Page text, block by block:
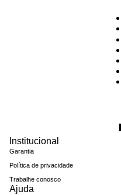
Institucional
Garantia
Política de privacidade
Trabalhe conosco
Ajuda